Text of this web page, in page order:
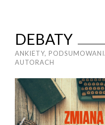
DEBATY
ANKIETY,
AUTORACH